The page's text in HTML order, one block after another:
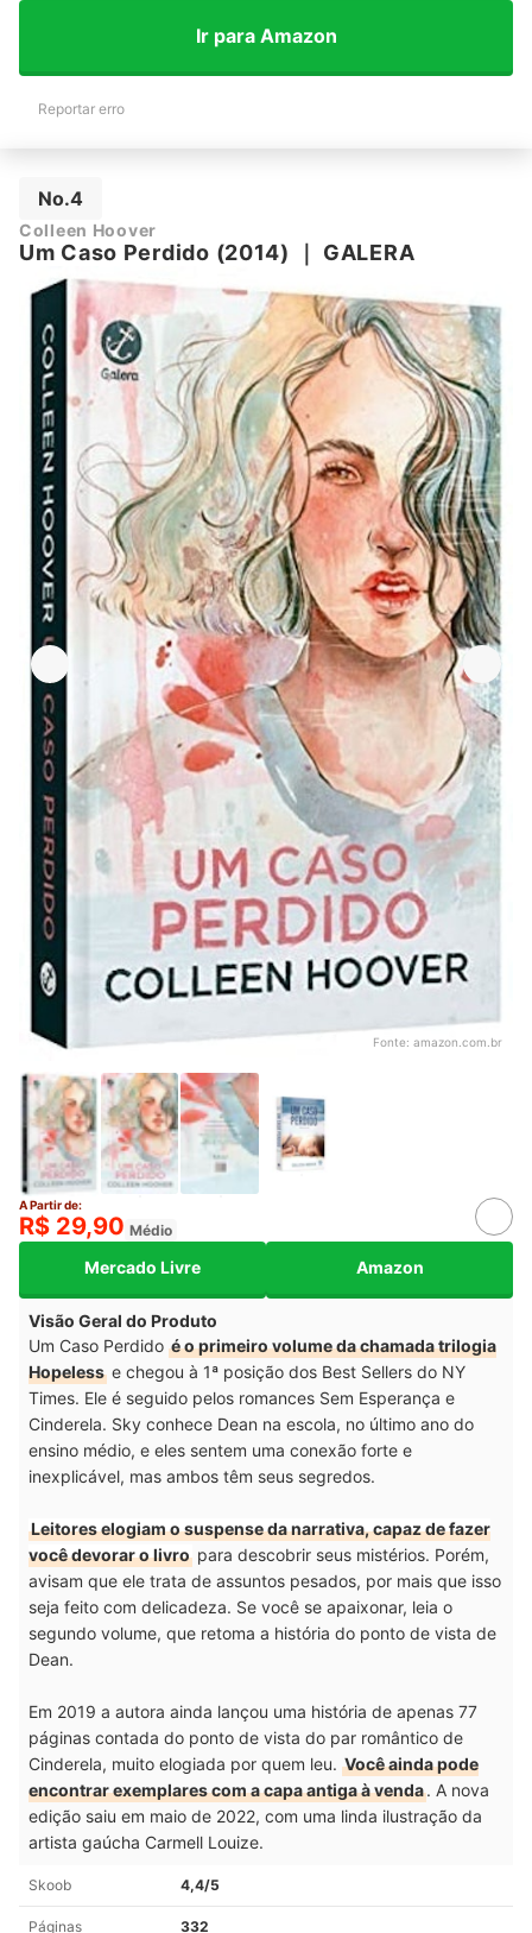
Ir para Amazon
Reportar erro
No.4
Colleen Hoover
Um Caso Perdido (2014) GALERA
Fonte: amazon.com.br
A Partir de:
R$ 29,90 Médio
Mercado Livre Amazon
Visão Geral do Produto
Um Caso Perdido é o primeiro volume da chamada trilogia
Hopeless e chegou à 1ª posição dos Best Sellers do NY
Times. Ele é seguido pelos romances Sem Esperança e
Cinderela. Sky conhece Dean na escola, no último ano do
ensino médio, e eles sentem uma conexão forte e
inexplicável, mas ambos têm seus segredos.
Leitores elogiam o suspense da narrativa, capaz de fazer
você devorar o livro para descobrir seus mistérios. Porém,
avisam que ele trata de assuntos pesados, por mais que isso
seja feito com delicadeza. Se você se apaixonar, leia o
segundo volume, que retoma a história do ponto de vista de
Dean.
Em 2019 a autora ainda lançou uma história de apenas 77
páginas contada do ponto de vista do par romântico de
Cinderela, muito elogiada por quem leu. Você ainda pode
encontrar exemplares com a capa antiga à venda. A nova
edição saiu em maio de 2022, com uma linda ilustração da
artista gaúcha Carmell Louize.
Skoob 4,4/5
Páginas 332